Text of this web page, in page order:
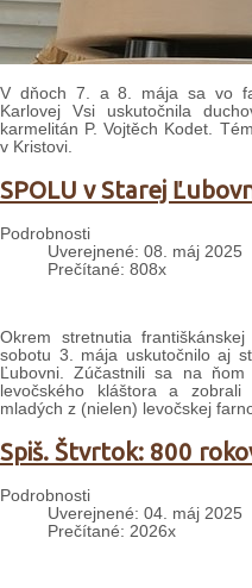
V dňoch 7. a 8. mája sa vo
Karlovej Vsi uskutočnila
karmelitán P. Vojtěch Kodet.
v Kristovi.
SPOLU v Starej
Podrobnosti
Uverejnené: 08. máj 2025
Prečítané: 808x
Okrem stretnutia
sobotu 3. mája uskutočnilo aj
Ľubovni. Zúčastnili sa na
levočského kláštora a
mladých z (nielen) levočskej
Spiš. Štvrtok: 800
Podrobnosti
Uverejnené: 04. máj 2025
Prečítané: 2026x